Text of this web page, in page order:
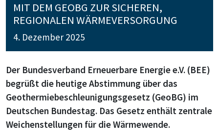
MIT DEM GEOBG ZUR SICHEREN,
REGIONALEN WÄRMEVERSORGUNG
4. Dezember 2025
Der Bundesverband Erneuerbare Energie e.V. (BEE)
begrüßt die heutige Abstimmung über das
Geothermiebeschleunigungsgesetz (GeoBG) im
Deutschen Bundestag. Das Gesetz enthält zentrale
Weichenstellungen für die Wärmewende.